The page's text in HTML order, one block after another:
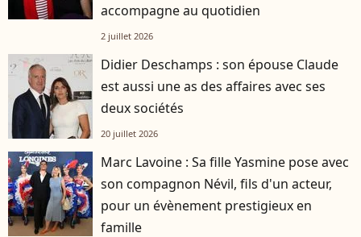
accompagne au quotidien
2 juillet 2026
Didier Deschamps : son épouse Claude
est aussi une as des affaires avec ses
deux sociétés
20 juillet 2026
Marc Lavoine : Sa fille Yasmine pose avec
son compagnon Névil, fils d'un acteur,
pour un évènement prestigieux en
famille